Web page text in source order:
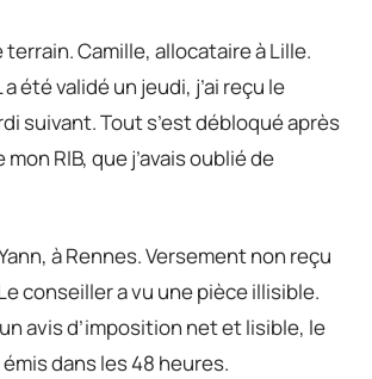
Camille, allocataire à Lille.
été validé un jeudi, j’ai reçu le
suivant. Tout s’est débloqué après
mon RIB, que j’avais oublié de
à Rennes. Versement non reçu
conseiller a vu une pièce illisible.
avis d’imposition net et lisible, le
dans les 48 heures.